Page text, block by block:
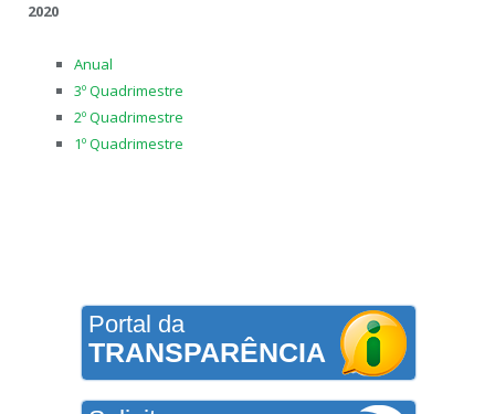
2020
Anual
3º Quadrimestre
2º Quadrimestre
1º Quadrimestre
Portal da
TRANSPARÊNCIA